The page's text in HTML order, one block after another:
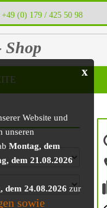
+49 (0) 179 / 425 50 98
x
Website und
unseren
Montag, dem
dem 21.08.2026
dem 24.08.2026 zur
sowie